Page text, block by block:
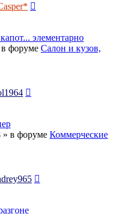
элементарно
в форуме Салон и кузов,
» в форуме Коммерческие